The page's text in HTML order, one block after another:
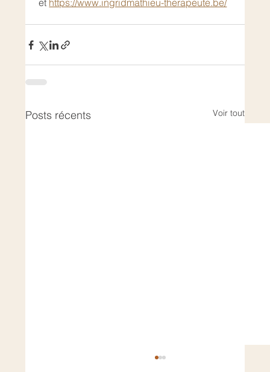
et https://www.ingridmathieu-therapeute.be/
Posts récents Voir tout